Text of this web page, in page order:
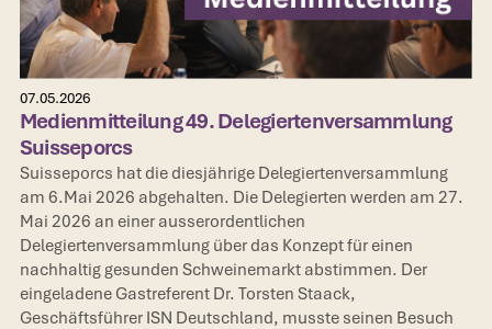
07.05.2026
Medienmitteilung 49. Delegiertenversammlung
Suisseporcs
Suisseporcs hat die diesjährige Delegiertenversammlung
am 6.Mai 2026 abgehalten. Die Delegierten werden am 27.
Mai 2026 an einer ausserordentlichen
Delegiertenversammlung über das Konzept für einen
nachhaltig gesunden Schweinemarkt abstimmen. Der
eingeladene Gastreferent Dr. Torsten Staack,
Geschäftsführer ISN Deutschland, musste seinen Besuch